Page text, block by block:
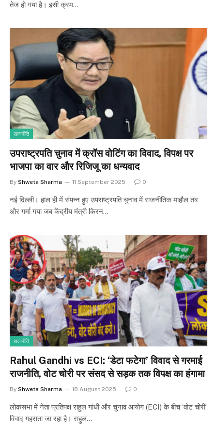
तेज हो गया है। इसी क्रम…
राजनीति
उपराष्ट्रपति चुनाव में क्रॉस वोटिंग का विवाद, विपक्ष पर
भाजपा का वार और रिजिजू का धन्यवाद
By Shweta Sharma 11 September 2025 0
नई दिल्ली। हाल ही में संपन्न हुए उपराष्ट्रपति चुनाव में राजनीतिक माहौल तब
और गर्मा गया जब केंद्रीय मंत्री किरन…
राजनीति
Rahul Gandhi vs ECI: ‘डेटा फटेगा’ विवाद से गरमाई
राजनीति, वोट चोरी पर संसद से सड़क तक विपक्ष का हंगामा
By Shweta Sharma 18 August 2025 0
लोकसभा में नेता प्रतिपक्ष राहुल गांधी और चुनाव आयोग (ECI) के बीच ‘वोट चोरी’
विवाद गहराता जा रहा है। राहुल…